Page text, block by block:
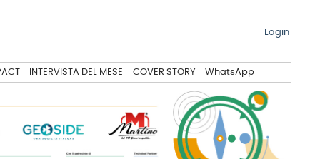
Login
INTERVISTA DEL MESE COVER STORY WhatsApp